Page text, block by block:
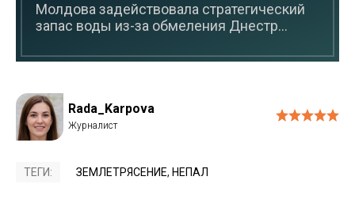
Молдова задействовала стратегический
запас воды из-за обмеления Днестр...
Rada_Karpova
ТЕГИ: ЗЕМЛЕТРЯСЕНИЕ, НЕПАЛ